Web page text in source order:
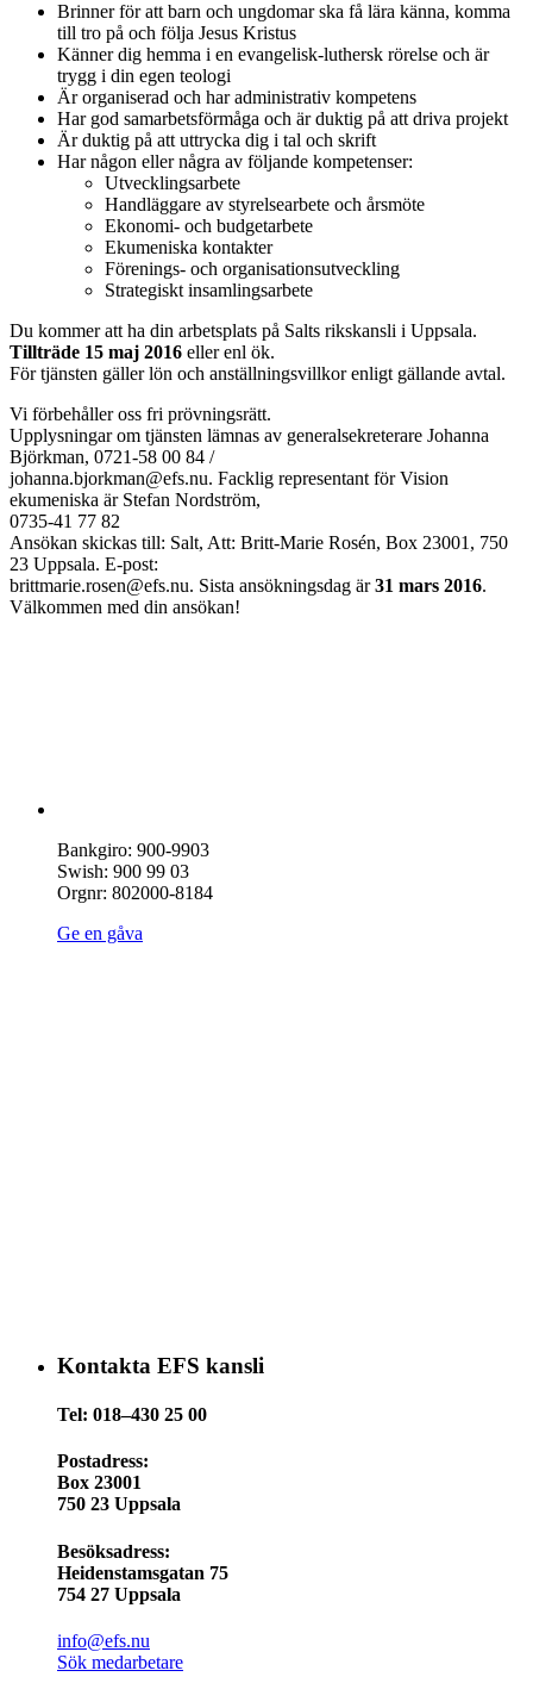
Brinner för att barn och ungdomar ska få lära känna, komma
till tro på och följa Jesus Kristus
Känner dig hemma i en evangelisk-luthersk rörelse och är
trygg i din egen teologi
Är organiserad och har administrativ kompetens
Har god samarbetsförmåga och är duktig på att driva projekt
Är duktig på att uttrycka dig i tal och skrift
Har någon eller några av följande kompetenser:
Utvecklingsarbete
Handläggare av styrelsearbete och årsmöte
Ekonomi- och budgetarbete
Ekumeniska kontakter
Förenings- och organisationsutveckling
Strategiskt insamlingsarbete
Du kommer att ha din arbetsplats på Salts rikskansli i Uppsala.
Tillträde 15 maj 2016 eller enl ök.
För tjänsten gäller lön och anställningsvillkor enligt gällande avtal.
Vi förbehåller oss fri prövningsrätt.
Upplysningar om tjänsten lämnas av generalsekreterare Johanna
Björkman, 0721-58 00 84 /
johanna.bjorkman@efs.nu. Facklig representant för Vision
ekumeniska är Stefan Nordström,
0735-41 77 82
Ansökan skickas till: Salt, Att: Britt-Marie Rosén, Box 23001, 750
23 Uppsala. E-post:
brittmarie.rosen@efs.nu. Sista ansökningsdag är31 mars 2016.
Välkommen med din ansökan!
Bankgiro: 900-9903
Swish: 900 99 03
Orgnr: 802000-8184
Ge en gåva
Kontakta EFS kansli
Tel: 018–430 25 00
Postadress:
Box 23001
750 23 Uppsala
Besöksadress:
Heidenstamsgatan 75
754 27 Uppsala
info@efs.nu
Sök medarbetare